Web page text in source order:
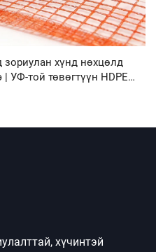
зориулан хүнд нөхцөлд
УФ-той төвөгтүүн HDPE
хүчинтэй